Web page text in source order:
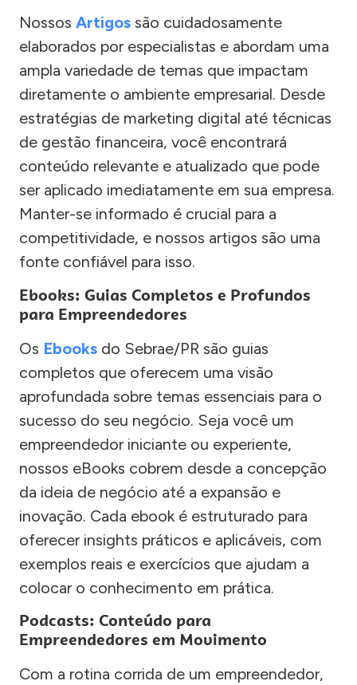
Nossos Artigos são cuidadosamente
elaborados por especialistas e abordam uma
ampla variedade de temas que impactam
diretamente o ambiente empresarial. Desde
estratégias de marketing digital até técnicas
de gestão financeira, você encontrará
conteúdo relevante e atualizado que pode
ser aplicado imediatamente em sua empresa.
Manter-se informado é crucial para a
competitividade, e nossos artigos são uma
fonte confiável para isso.
Ebooks: Guias Completos e Profundos
para Empreendedores
Os Ebooks do Sebrae/PR são guias
completos que oferecem uma visão
aprofundada sobre temas essenciais para o
sucesso do seu negócio. Seja você um
empreendedor iniciante ou experiente,
nossos eBooks cobrem desde a concepção
da ideia de negócio até a expansão e
inovação. Cada ebook é estruturado para
oferecer insights práticos e aplicáveis, com
exemplos reais e exercícios que ajudam a
colocar o conhecimento em prática.
Podcasts: Conteúdo para
Empreendedores em Movimento
Com a rotina corrida de um empreendedor,